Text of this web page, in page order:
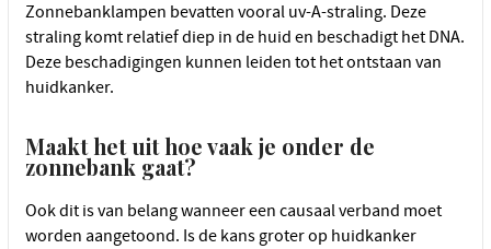
Zonnebanklampen bevatten vooral uv-A-straling. Deze
straling komt relatief diep in de huid en beschadigt het DNA.
Deze beschadigingen kunnen leiden tot het ontstaan van
huidkanker.
Maakt het uit hoe vaak je onder de
zonnebank gaat?
Ook dit is van belang wanneer een causaal verband moet
worden aangetoond. Is de kans groter op huidkanker